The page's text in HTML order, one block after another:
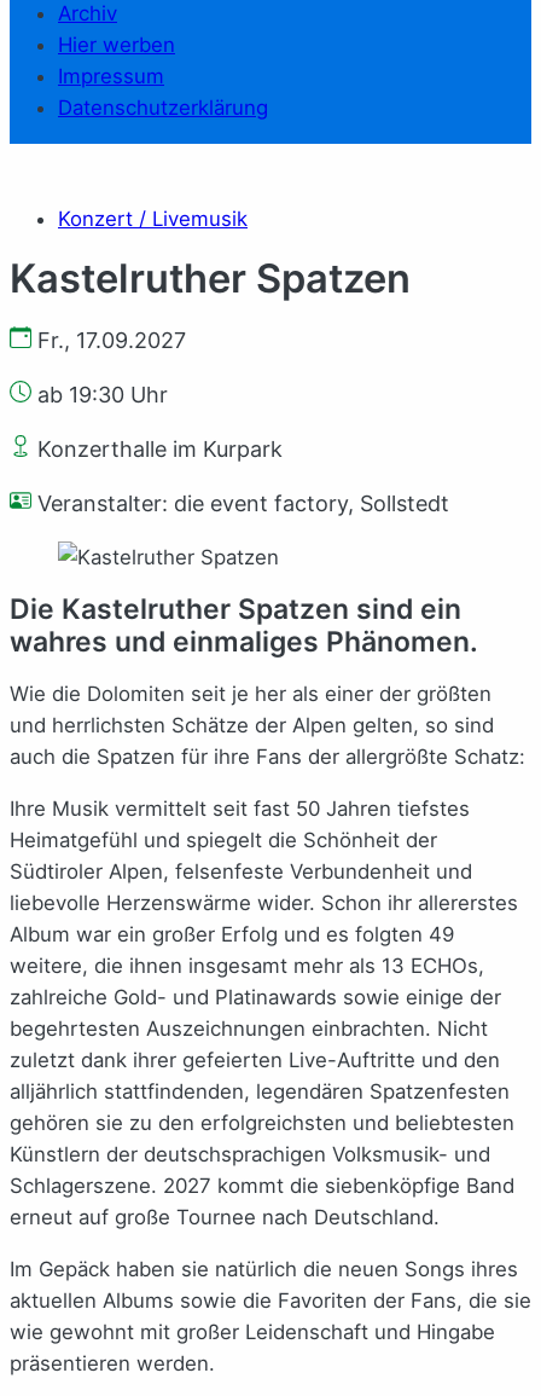
Archiv
Hier werben
Impressum
Datenschutzerklärung
Konzert / Livemusik
Kastelruther Spatzen
Fr., 17.09.2027
ab 19:30 Uhr
Konzerthalle im Kurpark
Veranstalter: die event factory, Sollstedt
Die Kastelruther Spatzen sind ein
wahres und einmaliges Phänomen.
Wie die Dolomiten seit je her als einer der größten
und herrlichsten Schätze der Alpen gelten, so sind
auch die Spatzen für ihre Fans der allergrößte Schatz:
Ihre Musik vermittelt seit fast 50 Jahren tiefstes
Heimatgefühl und spiegelt die Schönheit der
Südtiroler Alpen, felsenfeste Verbundenheit und
liebevolle Herzenswärme wider. Schon ihr allererstes
Album war ein großer Erfolg und es folgten 49
weitere, die ihnen insgesamt mehr als 13 ECHOs,
zahlreiche Gold- und Platinawards sowie einige der
begehrtesten Auszeichnungen einbrachten. Nicht
zuletzt dank ihrer gefeierten Live-Auftritte und den
alljährlich stattfindenden, legendären Spatzenfesten
gehören sie zu den erfolgreichsten und beliebtesten
Künstlern der deutschsprachigen Volksmusik- und
Schlagerszene. 2027 kommt die siebenköpfige Band
erneut auf große Tournee nach Deutschland.
Im Gepäck haben sie natürlich die neuen Songs ihres
aktuellen Albums sowie die Favoriten der Fans, die sie
wie gewohnt mit großer Leidenschaft und Hingabe
präsentieren werden.